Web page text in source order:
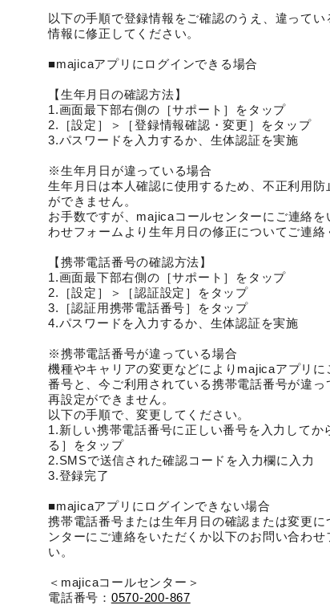
以下の手順で登録情報をご確認のうえ、違って
情報に修正してください。
■majicaアプリにログインできる場合
【生年月日の確認方法】
1.画面最下部右側の［サポート］をタップ
2.［設定］＞［登録情報確認・変更］をタップ
3.パスワードを入力するか、生体認証を実施
※生年月日が違っている場合
生年月日は本人確認に使用するため、不正利用
ができません。
お手数ですが、majicaコールセンターにご連絡
わせフォームより生年月日の修正についてご連絡
【携帯電話番号の確認方法】
1.画面最下部右側の［サポート］をタップ
2.［設定］＞［認証設定］をタップ
3.［認証用携帯電話番号］をタップ
4.パスワードを入力するか、生体認証を実施
※携帯電話番号が違っている場合
機種やキャリアの変更などによりmajicaアプリ
番号と、今ご利用されている携帯電話番号が違
再設定ができません。
以下の手順で、変更してください。
1.新しい携帯電話番号に正しい番号を入力してか
る］をタップ
2.SMSで送信された確認コードを入力欄に入力
3.登録完了
■majicaアプリにログインできない場合
携帯電話番号または生年月日の確認または変更
ンターにご連絡をいただくか以下のお問い合わ
い。
＜majicaコールセンター＞
電話番号： 0570-200-867